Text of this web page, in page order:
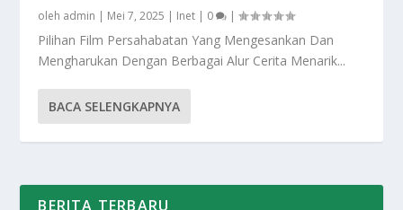
oleh admin Mei 7, 2025 Inet 0 |
Pilihan Film Persahabatan Yang Mengesankan Dan
Mengharukan Dengan Berbagai Alur Cerita Menarik...
BACA SELENGKAPNYA
BERITA TERBARU